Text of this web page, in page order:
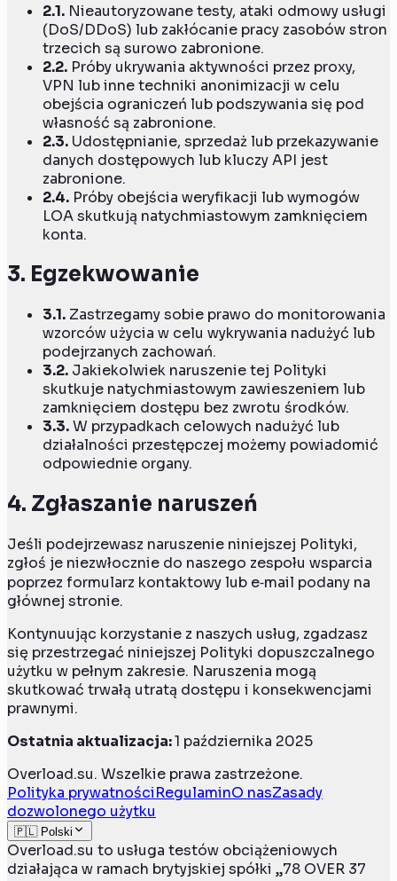
2.1. Nieautoryzowane testy, ataki odmowy usługi
(DoS/DDoS) lub zakłócanie pracy zasobów stron
trzecich są surowo zabronione.
2.2. Próby ukrywania aktywności przez proxy,
VPN lub inne techniki anonimizacji w celu
obejścia ograniczeń lub podszywania się pod
własność są zabronione.
2.3. Udostępnianie, sprzedaż lub przekazywanie
danych dostępowych lub kluczy API jest
zabronione.
2.4. Próby obejścia weryfikacji lub wymogów
LOA skutkują natychmiastowym zamknięciem
konta.
3. Egzekwowanie
3.1. Zastrzegamy sobie prawo do monitorowania
wzorców użycia w celu wykrywania nadużyć lub
podejrzanych zachowań.
3.2. Jakiekolwiek naruszenie tej Polityki
skutkuje natychmiastowym zawieszeniem lub
zamknięciem dostępu bez zwrotu środków.
3.3.W przypadkach celowych nadużyć lub
działalności przestępczej możemy powiadomić
odpowiednie organy.
4. Zgłaszanie naruszeń
Jeśli podejrzewasz naruszenie niniejszej Polityki,
zgłoś je niezwłocznie do naszego zespołu wsparcia
poprzez formularz kontaktowy lub e‑mail podany na
głównej stronie.
Kontynuując korzystanie z naszych usług, zgadzasz
się przestrzegać niniejszej Polityki dopuszczalnego
użytku w pełnym zakresie. Naruszenia mogą
skutkować trwałą utratą dostępu i konsekwencjami
prawnymi.
Ostatnia aktualizacja:1 października 2025
Overload.su. Wszelkie prawa zastrzeżone.
Polityka prywatnościRegulaminO nasZasady
dozwolonego użytku
🇵🇱 Polski
Overload.su to usługa testów obciążeniowych
działająca w ramach brytyjskiej spółki „78 OVER 37